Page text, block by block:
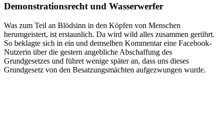
Demonstrationsrecht und Wasserwerfer
Was zum Teil an Blödsinn in den Köpfen von Menschen
herumgeistert, ist erstaunlich. Da wird wild alles zusammen gerührt.
So beklagte sich in ein und demselben Kommentar eine Facebook-
Nutzerin über die gestern angebliche Abschaffung des
Grundgesetzes und führet wenige später an, dass uns dieses
Grundgesetz von den Besatzungsmächten aufgezwungen wurde.